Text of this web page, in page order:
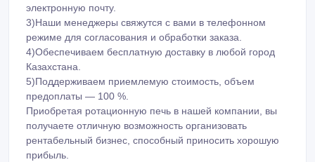
электронную почту.
3)Наши менеджеры свяжутся с вами в телефонном
режиме для согласования и обработки заказа.
4)Обеспечиваем бесплатную доставку в любой город
Казахстана.
5)Поддерживаем приемлемую стоимость, объем
предоплаты — 100 %.
Приобретая ротационную печь в нашей компании, вы
получаете отличную возможность организовать
рентабельный бизнес, способный приносить хорошую
прибыль.